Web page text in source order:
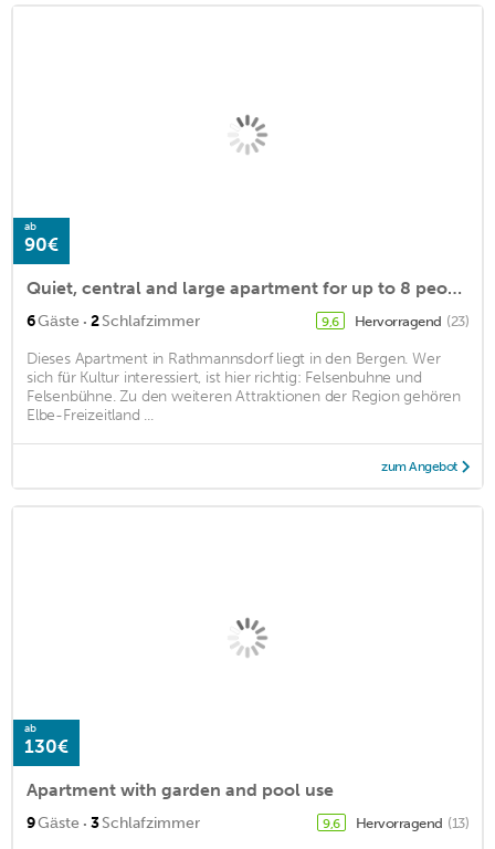
ab
90€
Quiet, central and large apartment for up to 8 people, terrace, near the Elbe
6Gäste · 2Schlafzimmer 9,6 Hervorragend (23)
Dieses Apartment in Rathmannsdorf liegt in den Bergen. Wer
sich für Kultur interessiert, ist hier richtig: Felsenbuhne und
Felsenbühne. Zu den weiteren Attraktionen der Region gehören
Elbe-Freizeitland ...
zum Angebot
ab
130€
Apartment with garden and pool use
9Gäste · 3Schlafzimmer 9,6 Hervorragend (13)